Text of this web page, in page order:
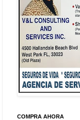
COMPRA AHORA